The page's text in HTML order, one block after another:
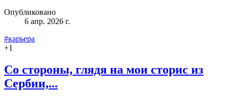
Опубликовано
6 апр. 2026 г.
#карьера
+1
Со стороны, глядя на мои сторис из
Сербии,...